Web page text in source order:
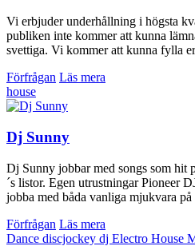
Vi erbjuder underhållning i högsta
publiken inte kommer att kunna
svettiga. Vi kommer att kunna fylla
Förfrågan Läs mera
house
Dj Sunny
Dj Sunny jobbar med songs som hit
´s listor. Egen utrustningar Pioneer
jobba med båda vanliga mjukvara på
Förfrågan Läs mera
Dance discjockey dj Electro House